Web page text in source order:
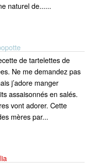
naturel de......
de tartelettes de
Ne me demandez pas
j’adore manger
assaisonnés en salés.
vont adorer. Cette
mères par...